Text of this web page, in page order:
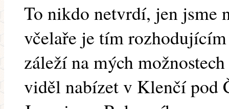
To nikdo netvrdí, jen jsme
včelaře je tím
záleží na mých
viděl nabízet v Klenčí pod